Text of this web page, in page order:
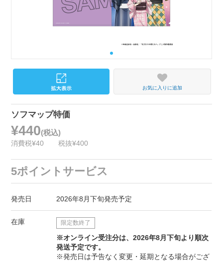
お気に入りに追加
ソフマップ特価
¥440(税込)
消費税¥40 税抜¥400
5ポイントサービス
発売日 2026年8月下旬発売予定
在庫 限定数終了
※オンライン受注分は、2026年8月下旬より順次
発送予定です。
※発売日は予告なく変更・延期となる場合がござ